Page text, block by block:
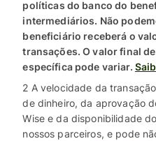
políticas do banco do
intermediários. Não
beneficiário receberá o
transações. O valor final
específica pode variar.
2 A velocidade da
de dinheiro, da aprovação
Wise e da disponibilidade
nossos parceiros, e pode